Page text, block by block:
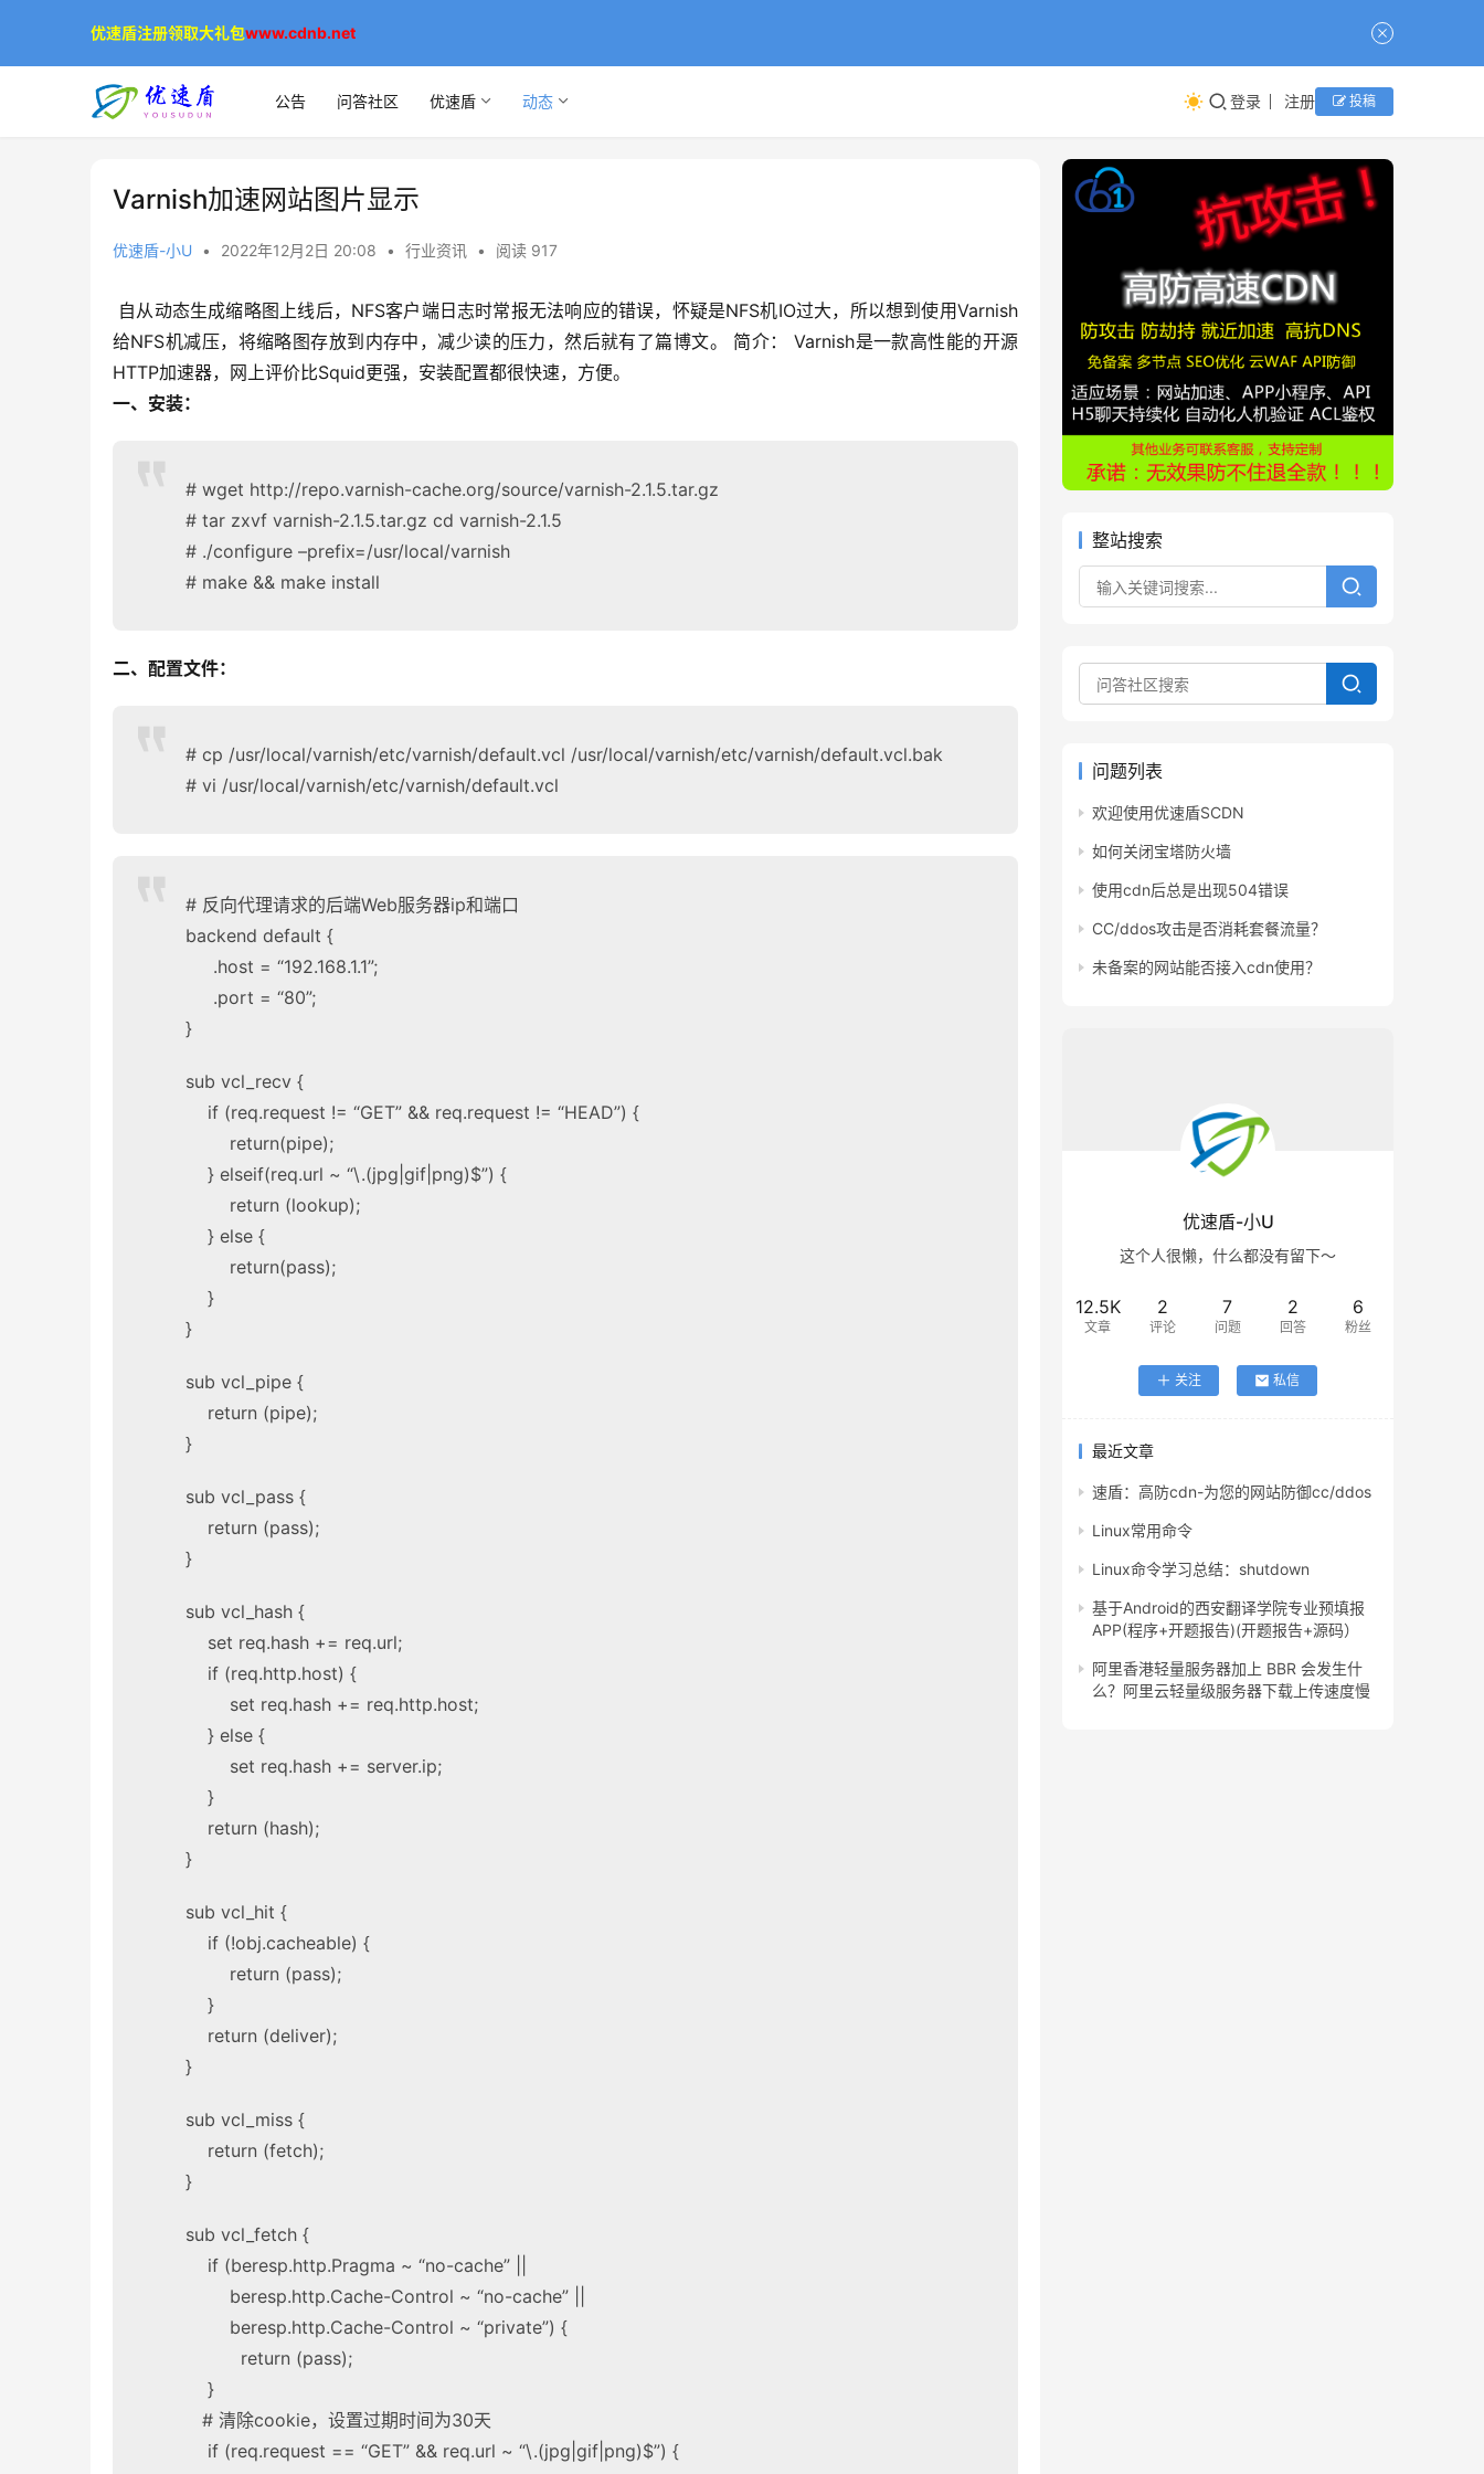
公告 问答社区 优速盾 动态 登录 注册 投稿
Varnish加速网站图片显示
优速盾-小U • 2022年12月2日 20:08 • 行业资讯 • 阅读 917
给NFS机减压，将缩略图存放到内存中，减少读的压力，然后就有了篇博文。 简介： Varnish是一款高性能的开源
HTTP加速器，网上评价比Squid更强，安装配置都很快速，方便。
一、安装：
# wget http://repo.varnish-cache.org/source/varnish-2.1.5.tar.gz
# tar zxvf varnish-2.1.5.tar.gz cd varnish-2.1.5
# ./configure –prefix=/usr/local/varnish
# make && make install
二、配置文件：
# cp /usr/local/varnish/etc/varnish/default.vcl /usr/local/varnish/etc/varnish/default.vcl.bak
# vi /usr/local/varnish/etc/varnish/default.vcl
# 反向代理请求的后端Web服务器ip和端口
backend default {
.host = “192.168.1.1”;
.port = “80”;
}
sub vcl_recv {
if (req.request != “GET” && req.request != “HEAD”) {
return(pipe);
} elseif(req.url ~ “\.(jpg|gif|png)$”) {
return (lookup);
} else {
return(pass);
}
}
sub vcl_pipe {
return (pipe);
}
sub vcl_pass {
return (pass);
}
sub vcl_hash {
set req.hash += req.url;
if (req.http.host) {
set req.hash += req.http.host;
} else {
set req.hash += server.ip;
}
return (hash);
}
sub vcl_hit {
if (!obj.cacheable) {
return (pass);
}
return (deliver);
}
sub vcl_miss {
return (fetch);
}
sub vcl_fetch {
if (beresp.http.Pragma ~ “no-cache” ||
beresp.http.Cache-Control ~ “no-cache” ||
beresp.http.Cache-Control ~ “private”) {
return (pass);
}
# 清除cookie，设置过期时间为30天
if (req.request == “GET” && req.url ~ “\.(jpg|gif|png)$”) {
整站搜索
问题列表
欢迎使用优速盾SCDN
如何关闭宝塔防火墙
使用cdn后总是出现504错误
CC/ddos攻击是否消耗套餐流量？
未备案的网站能否接入cdn使用？
优速盾-小U
这个人很懒，什么都没有留下～
12.5K
文章
2
评论
7
问题
2
回答
6
粉丝
关注 私信
最近文章
速盾：高防cdn-为您的网站防御cc/ddos
Linux常用命令
Linux命令学习总结：shutdown
基于Android的西安翻译学院专业预填报
APP(程序+开题报告)(开题报告+源码）
阿里香港轻量服务器加上 BBR 会发生什
么？阿里云轻量级服务器下载上传速度慢
优速盾注册领取大礼包www.cdnb.net